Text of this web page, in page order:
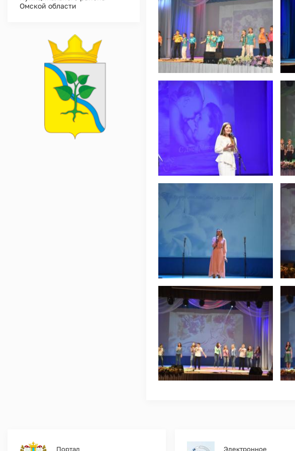
Омской области
Портал
Электронное